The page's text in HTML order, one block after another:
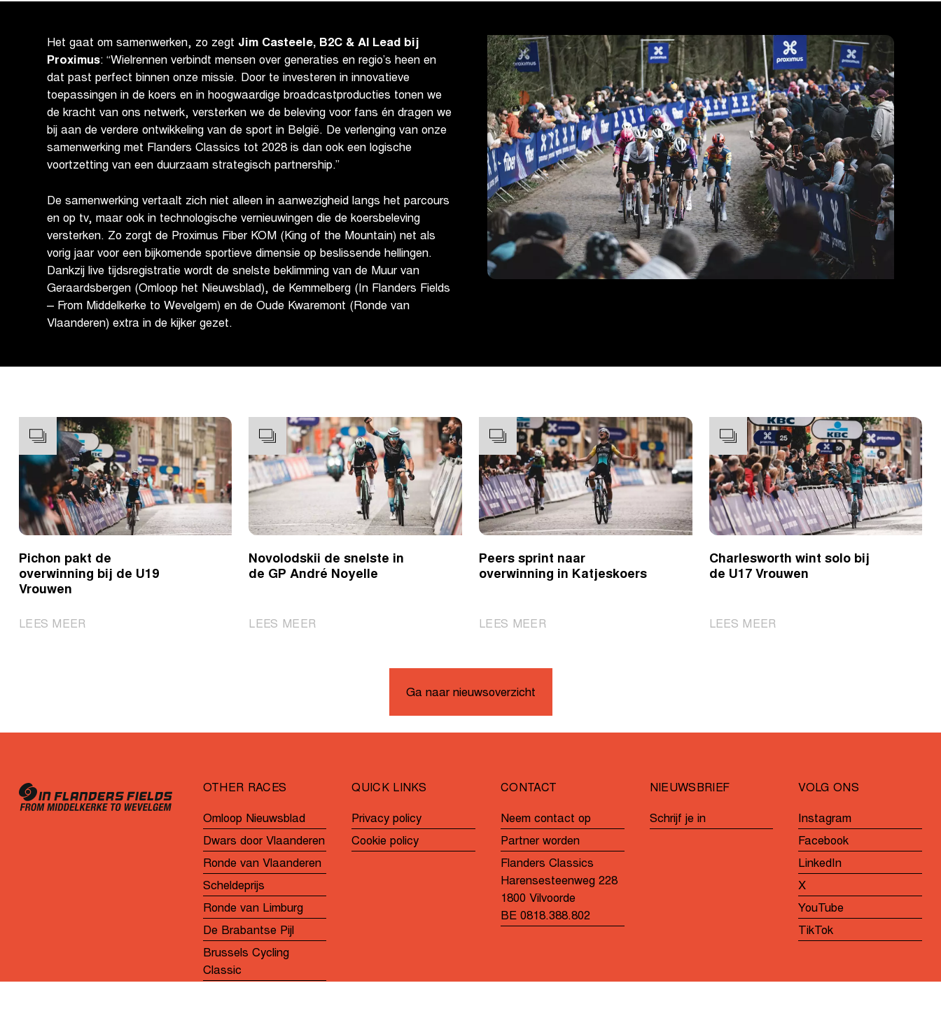
Het gaat om samenwerken, zo zegt Jim Casteele, B2C & AI Lead bij
Proximus: “Wielrennen verbindt mensen over generaties en regio’s heen en
dat past perfect binnen onze missie. Door te investeren in innovatieve
toepassingen in de koers en in hoogwaardige broadcastproducties tonen we
de kracht van ons netwerk, versterken we de beleving voor fans én dragen we
bij aan de verdere ontwikkeling van de sport in België. De verlenging van onze
samenwerking met Flanders Classics tot 2028 is dan ook een logische
voortzetting van een duurzaam strategisch partnership.”
De samenwerking vertaalt zich niet alleen in aanwezigheid langs het parcours
en op tv, maar ook in technologische vernieuwingen die de koersbeleving
versterken. Zo zorgt de Proximus Fiber KOM (King of the Mountain) net als
vorig jaar voor een bijkomende sportieve dimensie op beslissende hellingen.
Dankzij live tijdsregistratie wordt de snelste beklimming van de Muur van
Geraardsbergen (Omloop het Nieuwsblad), de Kemmelberg (In Flanders Fields
– From Middelkerke to Wevelgem) en de Oude Kwaremont (Ronde van
Vlaanderen) extra in de kijker gezet.
Pichon pakt de
overwinning bij de U19
Vrouwen
LEES MEER
Novolodskii de snelste in
de GP André Noyelle
LEES MEER
Peers sprint naar
overwinning in Katjeskoers
LEES MEER|
Charlesworth wint solo bij
de U17 Vrouwen
LEES MEER
Ga naar nieuwsoverzicht
OTHER RACES
Omloop Nieuwsblad
Dwars door Vlaanderen
Ronde van Vlaanderen
Scheldeprijs
Ronde van Limburg
De Brabantse Pijl
Brussels Cycling
Classic
QUICK LINKS
Privacy policy
Cookie policy
CONTACT
Neem contact op
Partner worden
Flanders Classics
Harensesteenweg 228
1800 Vilvoorde
BE 0818.388.802
NIEUWSBRIEF
Schrijf je in
VOLG ONS
Instagram
Facebook
LinkedIn
X
YouTube
TikTok